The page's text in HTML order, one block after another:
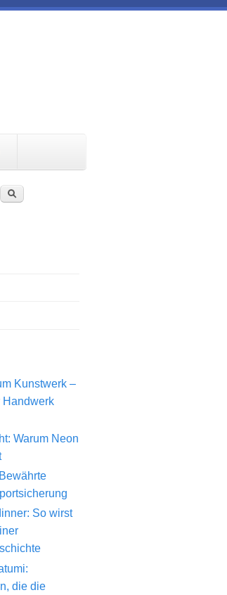
Suche
Kunstwerk –
Handwerk
Warum Neon
So wirst
die die